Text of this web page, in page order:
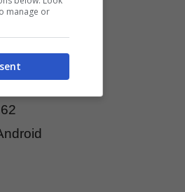
e f/1.9,
manage or